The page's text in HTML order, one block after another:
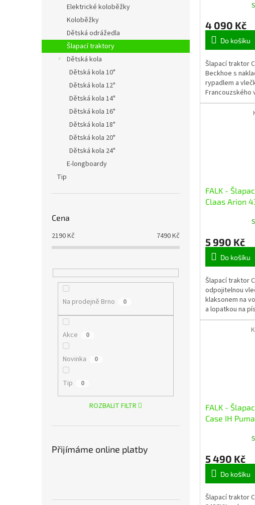
Elektrické koloběžky
Koloběžky
Dětská odrážedla
Šlapací traktory
Dětská kola
Dětská kola 10"
Dětská kola 12"
Dětská kola 14"
Dětská kola 16"
Dětská kola 18"
Dětská kola 20"
Dětská kola 24"
E-longboardy
Tip
Cena
2190Kč 7490Kč
Na prodejně Brno 0
Akce 0
Novinka 0
Tip 0
ROZBALIT FILTR
Přijímáme online platby
4 090 Kč
Do košíku
Šlapací traktor
Beckhoe s
rypadlem a
Francouzského
Realistická
značky
FALK -
Claas Arion
5 990 Kč
Do košíku
Šlapací traktor
odpojitelnou
klaksonem na
a lopatkou na
Falk, určený
FALK -
Case IH
5 490 Kč
Do košíku
Šlapací traktor